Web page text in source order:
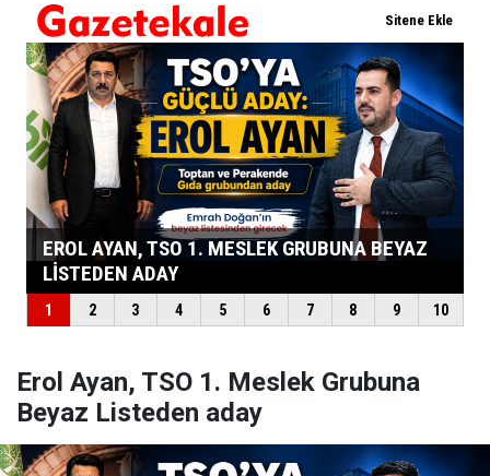
Erol Ayan, TSO 1. Meslek Grubuna
Beyaz Listeden aday